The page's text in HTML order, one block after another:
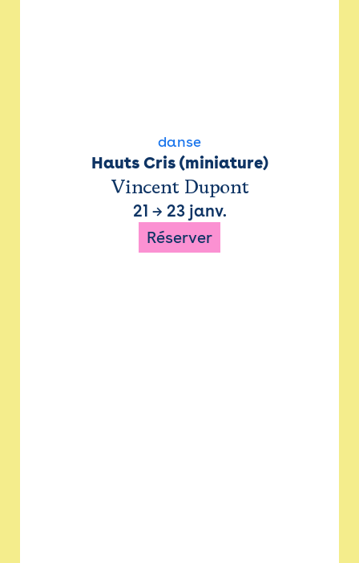
danse
Hauts Cris (miniature)
Vincent Dupont
21 → 23 janv.
Réserver